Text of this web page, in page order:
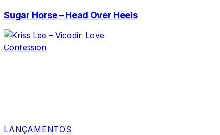
Sugar Horse – Head Over Heels
LANÇAMENTOS